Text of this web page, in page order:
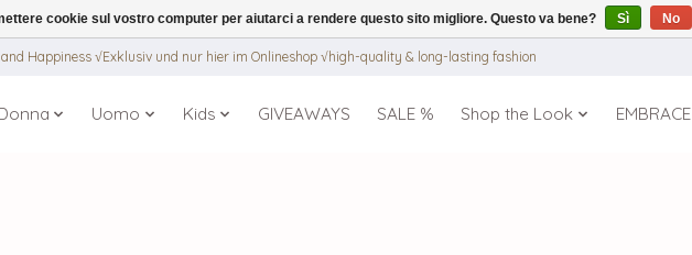
Happiness √Exklusiv und nur hier im Onlineshop √high-quality & long-lasting fashion
Uomo Kids GIVEAWAYS SALE % Shop the Look EMBRACE
cookie sul vostro computer per aiutarci a rendere questo sito migliore. Questo va bene? Sì No